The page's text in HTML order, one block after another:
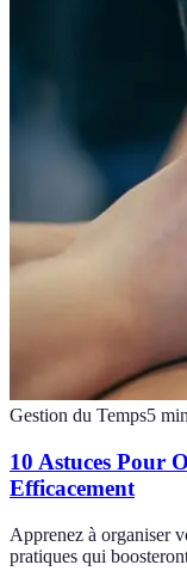
Gestion du Temps5
10 Astuces Pour
Efficacement
Apprenez à organiser
pratiques qui